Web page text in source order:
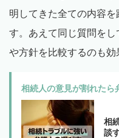
明してきた全ての内容
す。あえて同じ質問を
や方針を比較するのも効
相続人の意見が割れたら
相
談